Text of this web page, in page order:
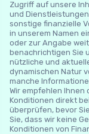
Zugriff auf unsere
und
sonstige finanzielle
in unserem Namen
oder zur Angabe
benachrichtigen Sie
nützliche und
dynamischen Natur
manche
Wir empfehlen Ihnen
Konditionen direkt
überprüfen, bevor
Sie, dass wir keine
Konditionen von